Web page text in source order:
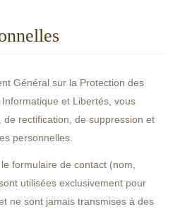
Général sur la Protection des
et Libertés, vous
rectification, de suppression et
personnelles.
formulaire de contact (nom,
utilisées exclusivement pour
ne sont jamais transmises à des